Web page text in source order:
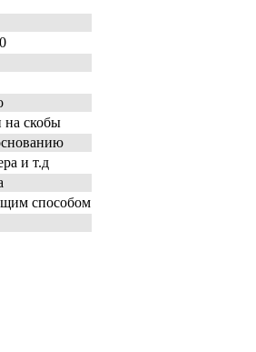
на скобы
и т.д
способом